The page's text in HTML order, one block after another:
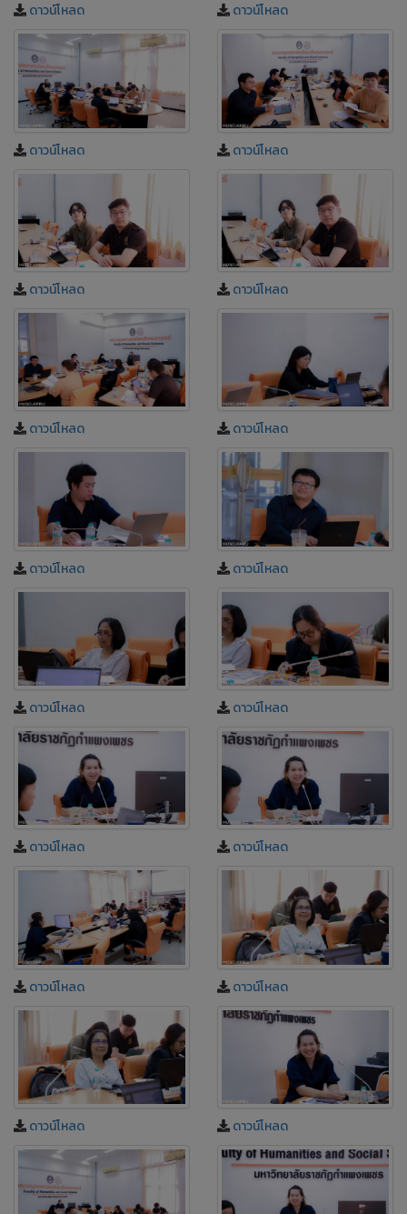
ดาวน์โหลด ดาวน์โหลด
ดาวน์โหลด ดาวน์โหลด
ดาวน์โหลด ดาวน์โหลด
ดาวน์โหลด ดาวน์โหลด
ดาวน์โหลด ดาวน์โหลด
ดาวน์โหลด ดาวน์โหลด
ดาวน์โหลด ดาวน์โหลด
ดาวน์โหลด ดาวน์โหลด
ดาวน์โหลด ดาวน์โหลด